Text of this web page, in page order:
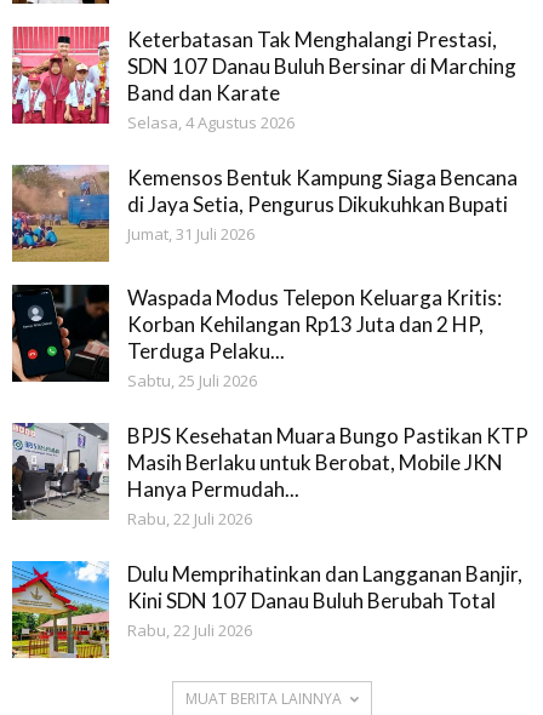
Keterbatasan Tak Menghalangi Prestasi,
SDN 107 Danau Buluh Bersinar di Marching
Band dan Karate
Selasa, 4 Agustus 2026
Kemensos Bentuk Kampung Siaga Bencana
di Jaya Setia, Pengurus Dikukuhkan Bupati
Jumat, 31 Juli 2026
Waspada Modus Telepon Keluarga Kritis:
Korban Kehilangan Rp13 Juta dan 2 HP,
Terduga Pelaku...
Sabtu, 25 Juli 2026
BPJS Kesehatan Muara Bungo Pastikan KTP
Masih Berlaku untuk Berobat, Mobile JKN
Hanya Permudah...
Rabu, 22 Juli 2026
Dulu Memprihatinkan dan Langganan Banjir,
Kini SDN 107 Danau Buluh Berubah Total
Rabu, 22 Juli 2026
MUAT BERITA LAINNYA